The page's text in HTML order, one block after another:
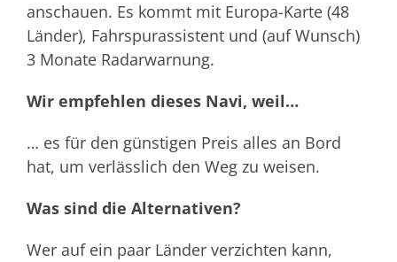
anschauen. Es kommt mit Europa-Karte (48
Länder), Fahrspurassistent und (auf Wunsch)
3 Monate Radarwarnung.
Wir empfehlen dieses Navi, weil…
… es für den günstigen Preis alles an Bord
hat, um verlässlich den Weg zu weisen.
Was sind die Alternativen?
Wer auf ein paar Länder verzichten kann,